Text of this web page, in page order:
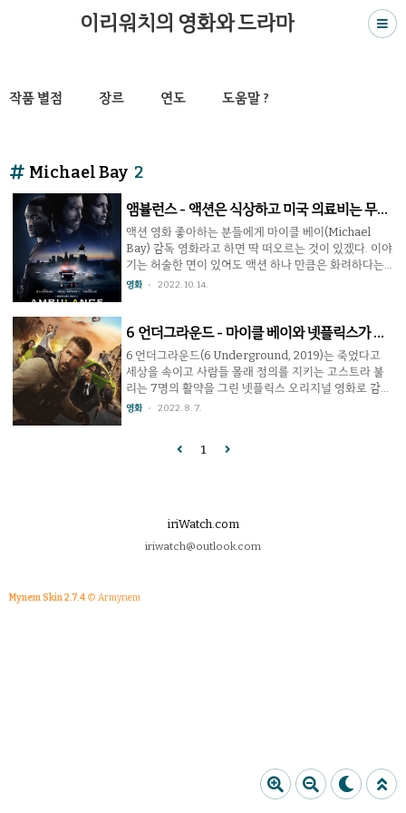
이리워치의 영화와 드라마
작품 별점 장르 연도 도움말 ?
Michael Bay 2
앰뷸런스 - 액션은 식상하고 미국 의료비는 무섭
다
액션 영화 좋아하는 분들에게 마이클 베이(Michael
Bay) 감독 영화라고 하면 딱 떠오르는 것이 있겠다. 이야
기는 허술한 면이 있어도 액션 하나 만큼은 화려하다는
것. 앰뷸런스(AMBULANCE, 2022) 또한 액션을 중심으
망가는 두 주인공과 얼떨결에 얽힌 구급대원이 중심인
이야기인 이 영화에서 관객은 많은 걸 관대하게 받아들
여야 한다. 10년 동안 38개의 은행을 털었다는 범죄전문
가의 구멍많은 계획도, 평범한 앰뷸런스로 LA 도심 한복
판에서 헬리콥터와 수십대의 경찰차에게 쫓기면서도 요
리조리 빠져나간 것도, 관대하게 범인들을 빠져나갈 수
영화 2022. 10. 14.
6 언더그라운드 - 마이클 베이와 넷플릭스가 만
나면
6 언더그라운드(6 Underground, 2019)는 죽었다고
세상을 속이고 사람들 몰래 정의를 지키는 고스트라 불
리는 7명의 활약을 그린 넷플릭스 오리지널 영화로 감독
이 마이클 베이(Michael Bay)다. 미국 영화 많이 보신
지 않는다. 화려한 폭발, 과감한 액션, 다소 잔인한 싸움
럽 사람이 독재에 시달리는 후진국 사람들을 구원한다는
는 낫다고 생각할 수 있으려나. 중앙아시아에..
영화 2022. 8. 7.
1
iriWatch.com
iriwatch@outlook.com
Mynem Skin 2.7.4© Armynem